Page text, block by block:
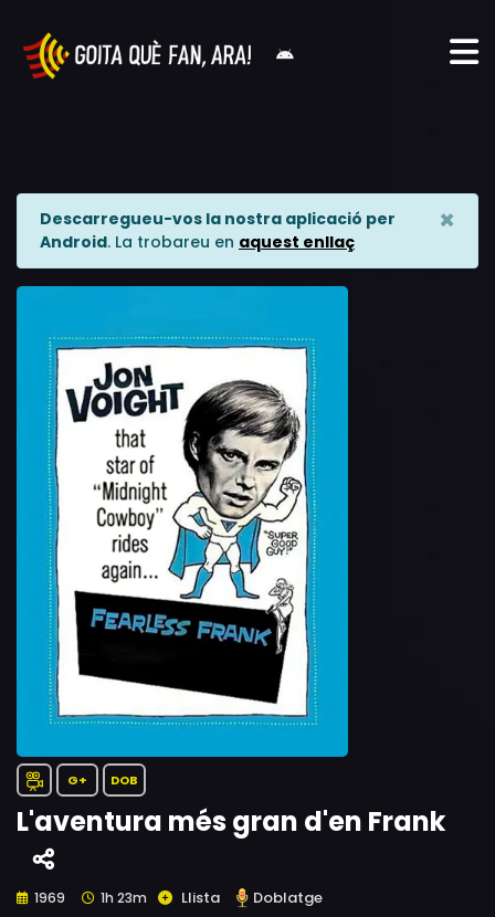
Descarregueu-vos la nostra aplicació per
Android. La trobareu en aquest enllaç
×
G+ DOB
L'aventura més gran d'en Frank
1969 1h 23m Llista Doblatge